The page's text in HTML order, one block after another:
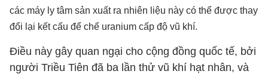
các máy ly tâm sản xuất ra nhiên liệu này có thể được thay
đổi lại kết cấu để chế uranium cấp độ vũ khí.
Điều này gây quan ngại cho cộng đồng quốc tế, bởi
người Triều Tiên đã ba lần thử vũ khí hạt nhân, và